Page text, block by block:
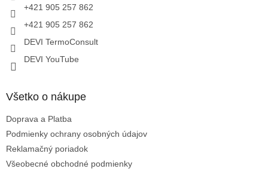
+421 905 257 862
+421 905 257 862
DEVI TermoConsult
DEVI YouTube
Všetko o nákupe
Doprava a Platba
Podmienky ochrany osobných údajov
Reklamačný poriadok
Všeobecné obchodné podmienky